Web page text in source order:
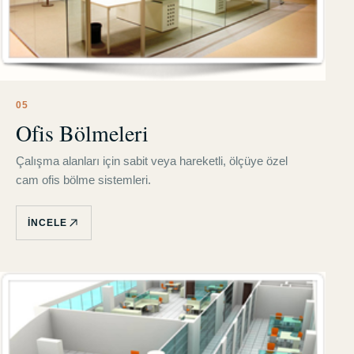
05
Ofis Bölmeleri
Çalışma alanları için sabit veya hareketli, ölçüye özel
cam ofis bölme sistemleri.
İNCELE